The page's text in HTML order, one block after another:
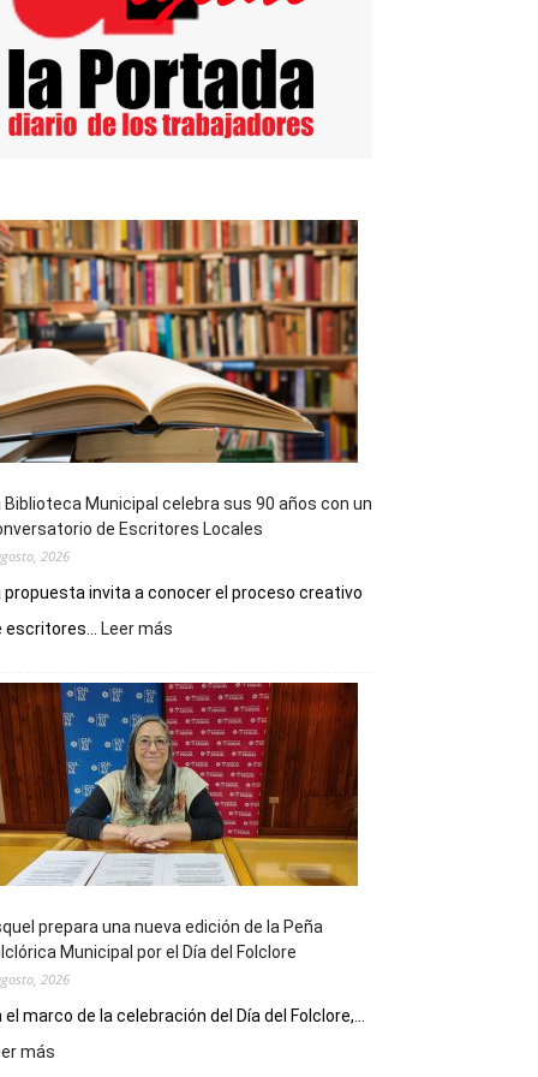
Biblioteca Municipal celebra sus 90 años con un
de Escritores Locales
2026
propuesta invita a conocer el proceso creativo
escritores...
Leer más
Municipal
celebra
sus
90
años
con
un
Conversatorio
Escritores
Locales
prepara una nueva edición de la Peña
Municipal por el Día del Folclore
2026
el marco de la celebración del Día del Folclore,...
más